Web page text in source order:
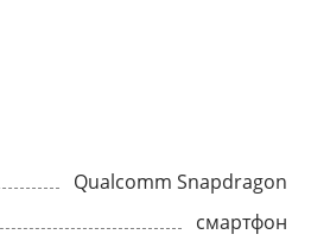
Qualcomm Snapdragon
смартфон